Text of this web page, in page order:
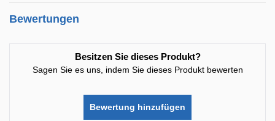
Bewertungen
Besitzen Sie dieses Produkt?
Sagen Sie es uns, indem Sie dieses Produkt bewerten
Bewertung hinzufügen